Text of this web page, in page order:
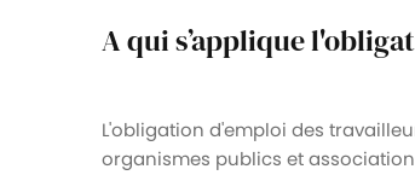
A qui s’applique
L'obligation d'emploi des
organismes publics et